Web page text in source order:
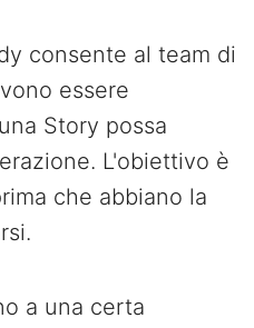
consente al team di
essere
Story possa
L'obiettivo è
che abbiano la
a una certa